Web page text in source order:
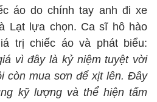
áo do chính tay anh đi xe
Lạt lựa chọn. Ca sĩ hô hào
trị chiếc áo và phát biểu:
vì đây là kỷ niệm tuyệt vời
còn mua sơn để xịt lên. Đây
kỹ lượng và thể hiện tấm